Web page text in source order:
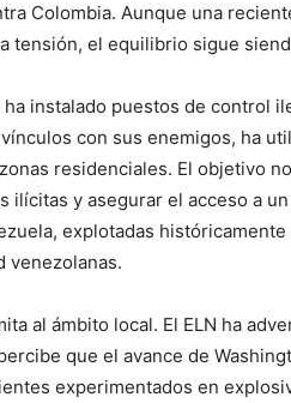
Colombia. Aunque una
tensión, el equilibrio sigue
ha instalado puestos de control
con sus enemigos, ha
residenciales. El objetivo
ilícitas y asegurar el acceso a
explotadas
venezolanas.
al ámbito local. El ELN ha
que el avance de
experimentados en